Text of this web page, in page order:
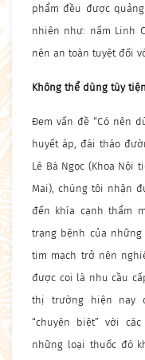
phẩm đều được
nhiên như: nấm Linh
nên an toàn tuyệt đối
Không thể dùng tùy tiện
Đem vấn đề “Có nên
huyết áp, đái tháo
Lê Bá Ngọc (Khoa Nội
Mai), chúng tôi nhận
đến khía cạnh thẩm
trạng bệnh của
tim mạch trở nên
được coi là nhu cầu
thị trường hiện nay
“chuyên biệt” với
những loại thuốc đó